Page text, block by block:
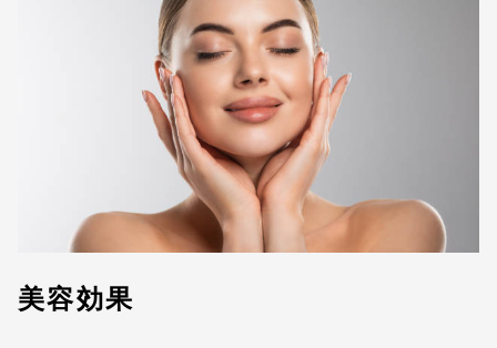
美容効果